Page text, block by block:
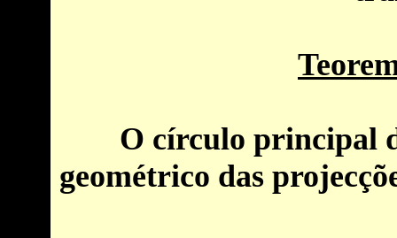
O círculo principal
geométrico das